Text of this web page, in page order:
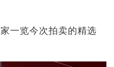
一览今次拍卖的精选